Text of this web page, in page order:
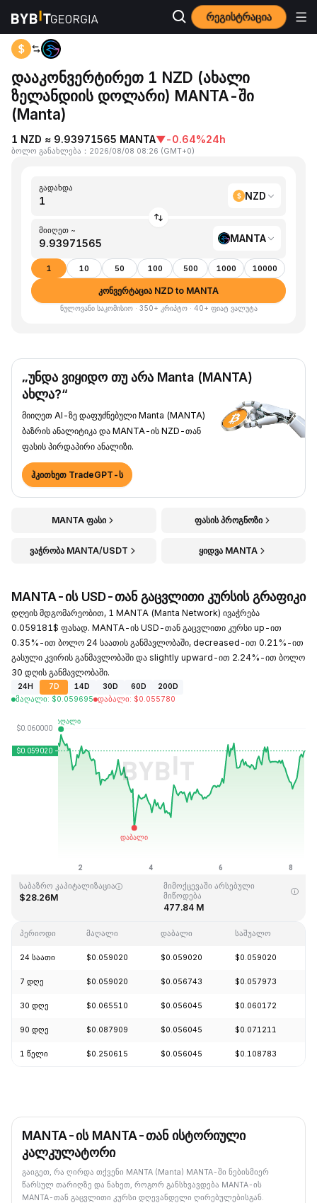
რეგისტრაცია
მთავარი გვერდი NZD to MANTA
დააკონვერტირეთ 1 NZD (ახალი
ზელანდიის დოლარი) MANTA-ში
(Manta)
1 NZD ≈ 9.93971565 MANTA▼-0.64%24h
ბოლო განახლება ： 2026/08/08 08:26 (GMT+0)
გადახდა
NZD
მიიღეთ ~
MANTA
1 10 50 100 500 1000 10000
კონვერტაცია NZD to MANTA
ნულოვანი საკომისიო · 350+ კრიპტო · 40+ ფიატ ვალუტა
„უნდა ვიყიდო თუ არა Manta (MANTA)
ახლა?“
მიიღეთ AI-ზე დაფუძნებული Manta (MANTA)
ბაზრის ანალიტიკა და MANTA-ის NZD-თან
ფასის პირდაპირი ანალიზი.
ჰკითხეთ TradeGPT-ს
MANTA ფასი ფასის პროგნოზი
ვაჭრობა MANTA/USDT ყიდვა MANTA
MANTA-ის USD-თან გაცვლითი კურსის გრაფიკი
დღეის მდგომარეობით, 1 MANTA (Manta Network) ივაჭრება
0.059181$ ფასად. MANTA-ის USD-თან გაცვლითი კურსი up-ით
0.35%-ით ბოლო 24 საათის განმავლობაში, decreased-ით 0.21%-ით
გასული კვირის განმავლობაში და slightly upward-ით 2.24%-ით ბოლო
30 დღის განმავლობაში.
24H 7D 14D 30D 60D
200D
მაღალი: $0.059695 დაბალი: $0.055780
ბოლოს განახლდა: 2026-08-08,08:26GMT+0
საბაზრო კაპიტალიზაცია
$28.26M
მიმოქცევაში არსებული
მიწოდება
477.84 M
პერიოდი მაღალი დაბალი საშუალო
24 საათი $0.059020 $0.059020 $0.059020
7 დღე $0.059020 $0.056743 $0.057973
30 დღე $0.065510 $0.056045 $0.060172
90 დღე $0.087909 $0.056045 $0.071211
1 წელი $0.250615 $0.056045 $0.108783
MANTA-ის MANTA-თან ისტორიული
კალკულატორი
გაიგეთ, რა ღირდა თქვენი MANTA (Manta) MANTA-ში ნებისმიერ
წარსულ თარიღზე და ნახეთ, როგორ განსხვავდება MANTA-ის
MANTA-თან გაცვლითი კურსი დღევანდელი ღირებულებისგან.